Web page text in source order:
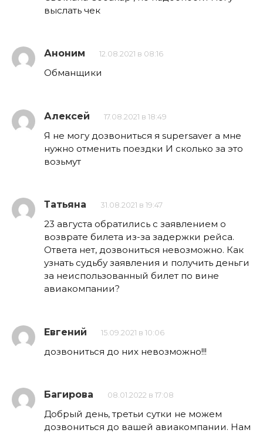
выслать чек
Аноним 12.08.2021 в 08:16
Обманщики
Алексей 17.08.2021 в 18:49
Я не могу дозвониться я supersaver а мне
нужно отменить поездки И сколько за это
возьмут
Татьяна 31.08.2021 в 19:47
23 августа обратились с заявлением о
возврате билета из-за задержки рейса.
Ответа нет, дозвониться невозможно. Как
узнать судьбу заявления и получить деньги
за неиспользованный билет по вине
авиакомпании?
Евгений 15.09.2021 в 10:06
дозвониться до них невозможно!!!
Багирова 08.01.2022 в 17:08
Добрый день, третьи сутки не можем
дозвониться до вашей авиакомпании. Нам